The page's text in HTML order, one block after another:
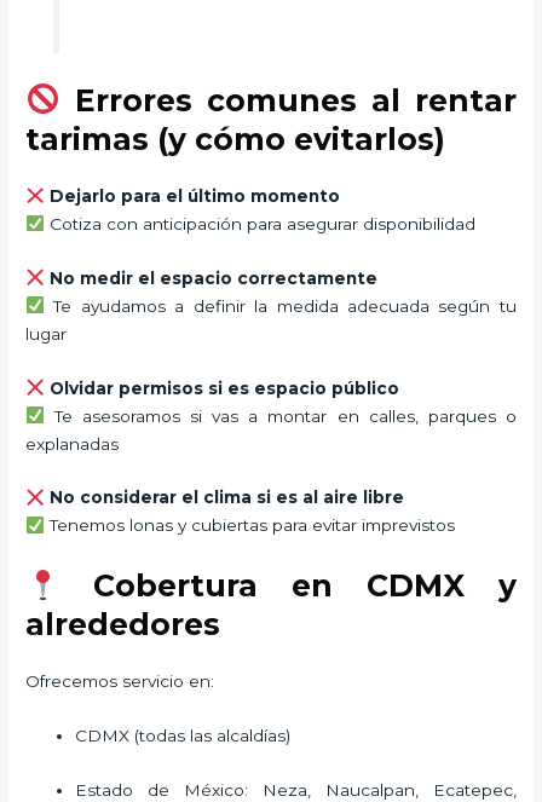
Errores comunes al rentar
tarimas (y cómo evitarlos)
Dejarlo para el último momento
Cotiza con anticipación para asegurar disponibilidad
No medir el espacio correctamente
Te ayudamos a definir la medida adecuada según tu
lugar
Olvidar permisos si es espacio público
Te asesoramos si vas a montar en calles, parques o
explanadas
No considerar el clima si es al aire libre
Tenemos lonas y cubiertas para evitar imprevistos
Cobertura en CDMX y
alrededores
Ofrecemos servicio en:
CDMX (todas las alcaldías)
Estado de México: Neza, Naucalpan, Ecatepec,